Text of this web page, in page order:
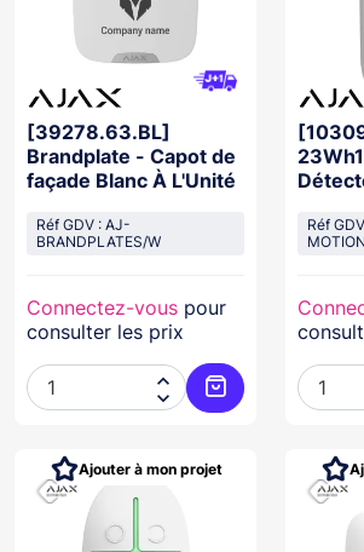
[39278.63.BL]
Brandplate - Capot de
façade Blanc À L'Unité
Réf GDV : AJ-
BRANDPLATES/W
Connectez-vous pour
consulter les prix


Ajouter au
Réf
Ajouter à mon projet